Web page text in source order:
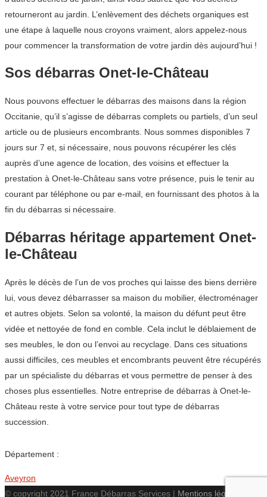
retourneront au jardin. L’enlèvement des déchets organiques est
une étape à laquelle nous croyons vraiment, alors appelez-nous
pour commencer la transformation de votre jardin dès aujourd’hui !
Sos débarras Onet-le-Château
Nous pouvons effectuer le débarras des maisons dans la région
Occitanie, qu’il s’agisse de débarras complets ou partiels, d’un seul
article ou de plusieurs encombrants. Nous sommes disponibles 7
jours sur 7 et, si nécessaire, nous pouvons récupérer les clés
auprès d’une agence de location, des voisins et effectuer la
prestation à Onet-le-Château sans votre présence, puis le tenir au
courant par téléphone ou par e-mail, en fournissant des photos à la
fin du débarras si nécessaire.
Débarras héritage appartement Onet-
le-Château
Après le décès de l’un de vos proches qui laisse des biens derrière
lui, vous devez débarrasser sa maison du mobilier, électroménager
et autres objets. Selon sa volonté, la maison du défunt peut être
vidée et nettoyée de fond en comble. Cela inclut le déblaiement de
ses meubles, le don ou l’envoi au recyclage. Dans ces situations
aussi difficiles, ces meubles et encombrants peuvent être récupérés
par un spécialiste du débarras et vous permettre de penser à des
choses plus essentielles. Notre entreprise de débarras à Onet-le-
Château reste à votre service pour tout type de débarras
succession.
Département :
Aveyron
© copyright 2021 France Débarras Services | Mentions légales